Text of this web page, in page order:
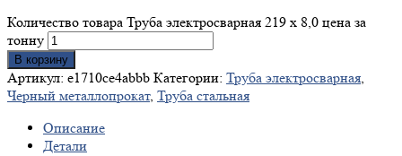
Количество товара Труба электросварная 219 х 8,0 цена за
тонну
В корзину
Артикул: e1710ce4abbb Категории: Труба электросварная,
Черный металлопрокат, Труба стальная
Описание
Детали